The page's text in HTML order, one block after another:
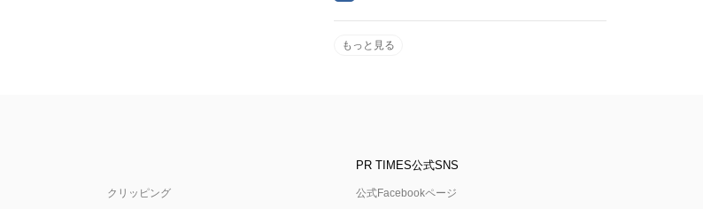
もっと見る
クリッピング
PR TIMES公式SNS
公式Facebookページ